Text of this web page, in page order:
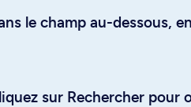
le champ au-dessous,
sur Rechercher pour